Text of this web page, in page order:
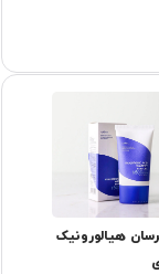
هیالورونیک